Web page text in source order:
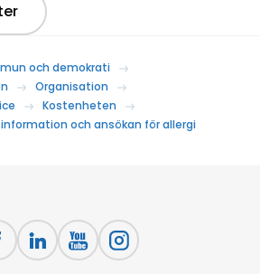
och demokrati
Organisation
Kostenheten
och ansökan för allergi